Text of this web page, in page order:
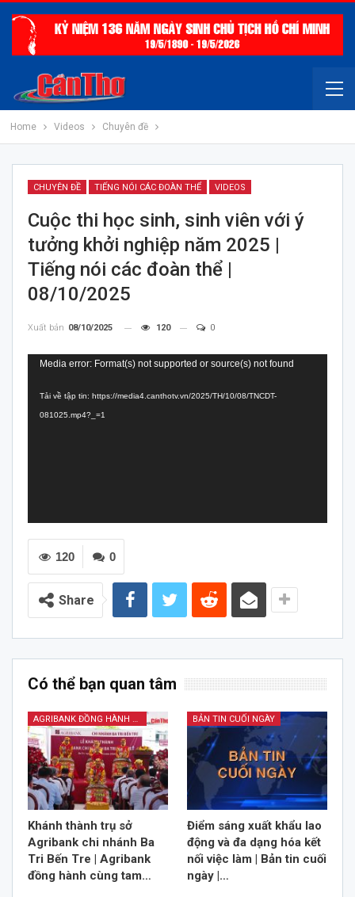
Home Videos Chuyên đề
CHUYÊN ĐỀ TIẾNG NÓI CÁC ĐOÀN THỂ VIDEOS
Cuộc thi học sinh, sinh viên với ý
tưởng khởi nghiệp năm 2025 |
Tiếng nói các đoàn thể |
08/10/2025
Xuất bản 08/10/2025 120 0
Trình
Video
Media error: Format(s) not supported or source(s) not found
Tải về tập tin: https://media4.canthotv.vn/2025/TH/10/08/TNCDT-
081025.mp4?_=1
0
120
Share
Có thể bạn quan tâm
AGRIBANK ĐỒNG HÀNH CÙNG TAM NÔNG
Khánh thành trụ sở
Agribank chi nhánh Ba
Tri Bến Tre | Agribank
đồng hành cùng tam…
BẢN TIN CUỐI NGÀY
Điểm sáng xuất khẩu lao
động và đa dạng hóa kết
nối việc làm | Bản tin cuối
ngày |…